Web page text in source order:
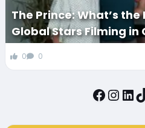
The Prince: What’s
Global Stars Filming in
0 0